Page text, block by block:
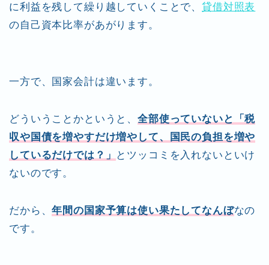
に利益を残して繰り越していくことで、貸借対照表
の自己資本比率があがります。
一方で、国家会計は違います。
どういうことかというと、全部使っていないと「税
収や国債を増やすだけ増やして、国民の負担を増や
しているだけでは？」
とツッコミを入れないといけ
ないのです。
だから、年間の国家予算は使い果たしてなんぼなの
です。